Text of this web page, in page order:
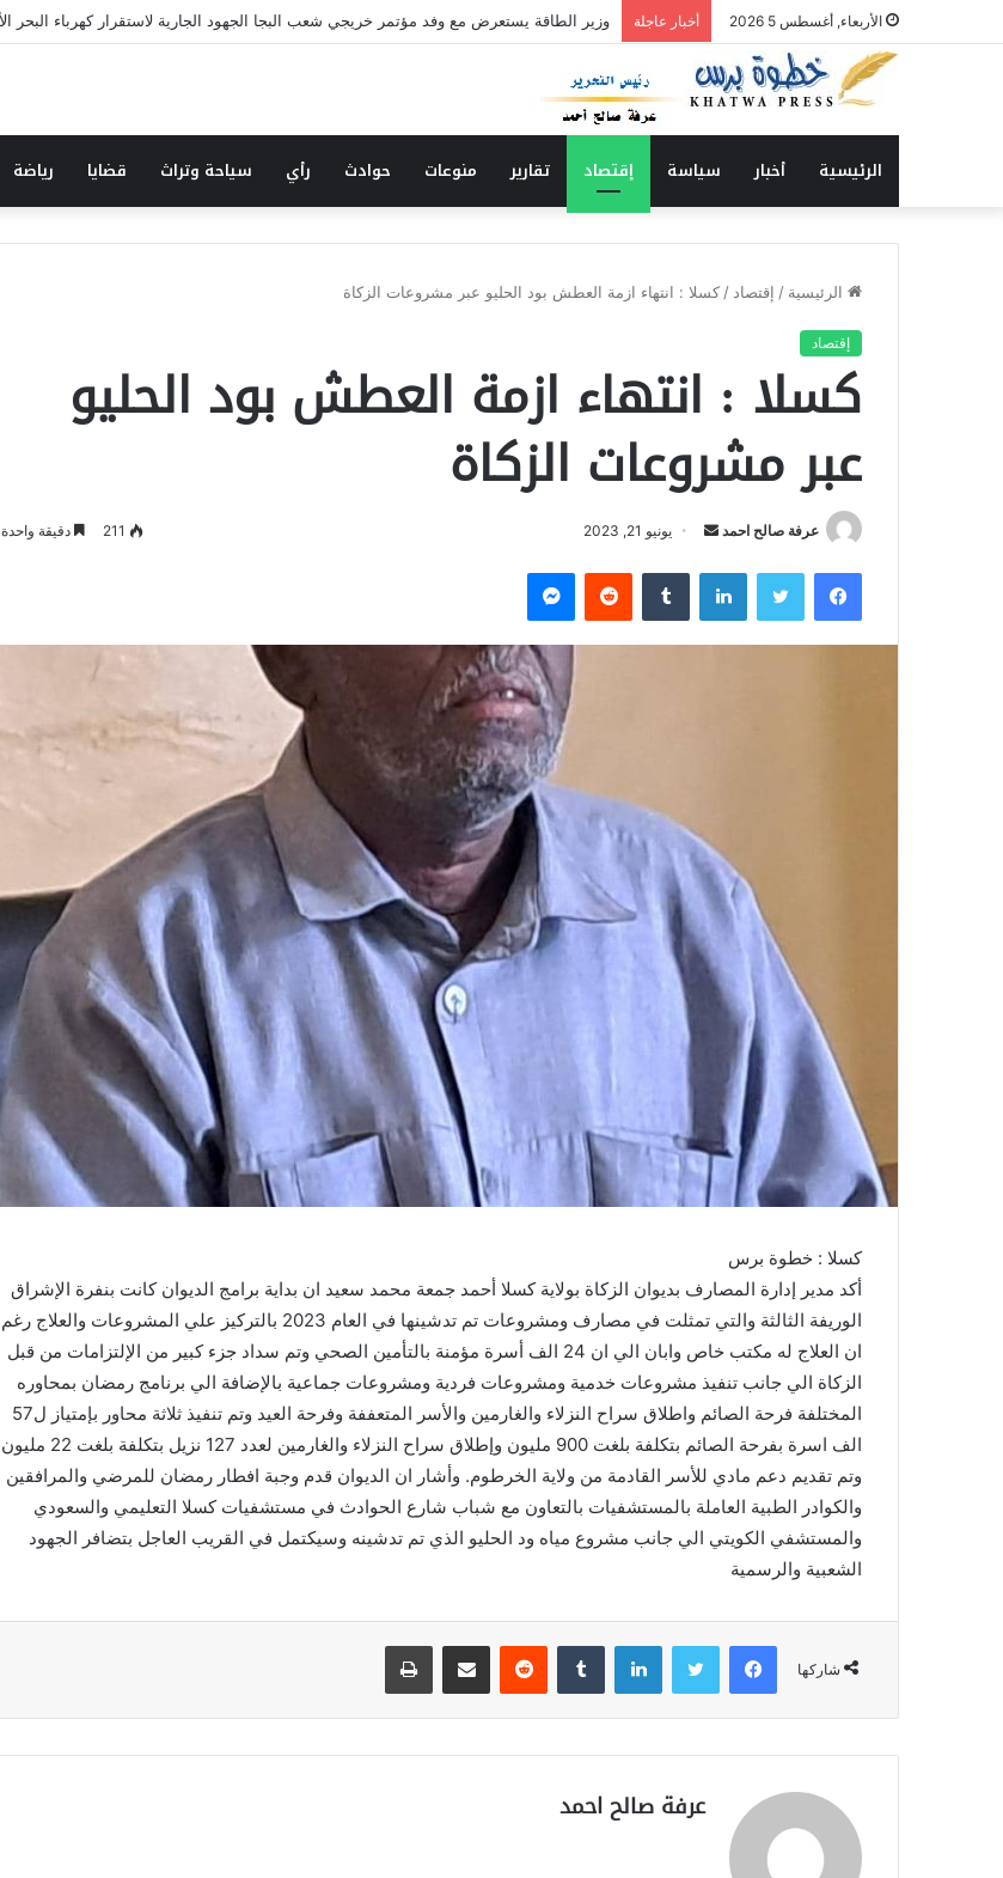
الأربعاء, أغسطس 5 2026 أخبار عاجلة الأمين العام لديوان الزكاة ووالي شمال كردفان يبحثان ترتيبات العودة للديار وإعادة الإعمار
الرئيسية أخبار سياسة إقتصاد تقارير منوعات حوادث رأي سياحة وتراث قضايا رياضة
الرئيسية / إقتصاد / كسلا : انتهاء ازمة العطش بود الحليو عبر مشروعات الزكاة
إقتصاد
كسلا : انتهاء ازمة العطش بود الحليو
عبر مشروعات الزكاة
عرفة صالح احمد
ل
ب
ك
و
ن
يونيو 21, 2023 211 دقيقة واحدة
فيسبوك لينكدإن
كسلا : خطوة برس
أكد مدير إدارة المصارف بديوان الزكاة بولاية كسلا أحمد جمعة محمد سعيد ان بداية برامج الديوان كانت بنفرة الإشراق
الوريفة الثالثة والتي تمثلت في مصارف ومشروعات تم تدشينها في العام 2023 بالتركيز علي المشروعات والعلاج رغم
ان العلاج له مكتب خاص وابان الي ان 24 الف أسرة مؤمنة بالتأمين الصحي وتم سداد جزء كبير من الإلتزامات من قبل
الزكاة الي جانب تنفيذ مشروعات خدمية ومشروعات فردية ومشروعات جماعية بالإضافة الي برنامج رمضان بمحاوره
المختلفة فرحة الصائم واطلاق سراح النزلاء والغارمين والأسر المتعففة وفرحة العيد وتم تنفيذ ثلاثة محاور بإمتياز ل57
الف اسرة بفرحة الصائم بتكلفة بلغت 900 مليون وإطلاق سراح النزلاء والغارمين لعدد 127 نزيل بتكلفة بلغت 22 مليون
وتم تقديم دعم مادي للأسر القادمة من ولاية الخرطوم. وأشار ان الديوان قدم وجبة افطار رمضان للمرضي والمرافقين
والكوادر الطبية العاملة بالمستشفيات بالتعاون مع شباب شارع الحوادث في مستشفيات كسلا التعليمي والسعودي
والمستشفي الكويتي الي جانب مشروع مياه ود الحليو الذي تم تدشينه وسيكتمل في القريب العاجل بتضافر الجهود
الشعبية والرسمية
شاركها
فيسبوك لينكدإن
عرفة صالح احمد